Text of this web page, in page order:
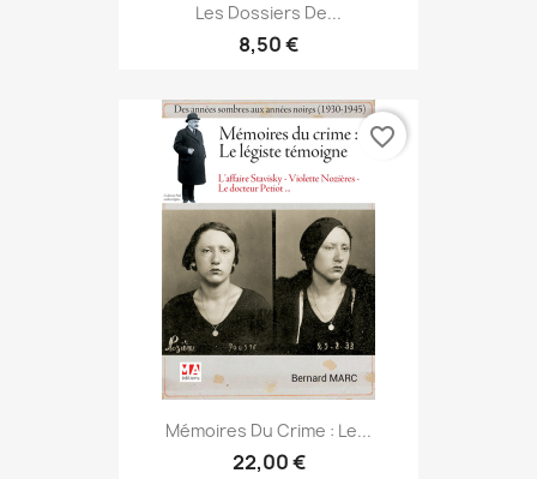
Les Dossiers De...
8,50 €
Mémoires Du Crime : Le...
22,00 €
favorite_border